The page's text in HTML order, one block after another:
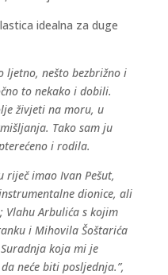
idealna za duge
ljetno, nešto bezbrižno i
to nekako i dobili.
živjeti na moru, u
Tako sam ju
i rodila.
riječ imao Ivan Pešut,
dionice, ali
Vlahu Arbulića s kojim
i Mihovila Šoštarića
koja mi je
neće biti posljednja.”,